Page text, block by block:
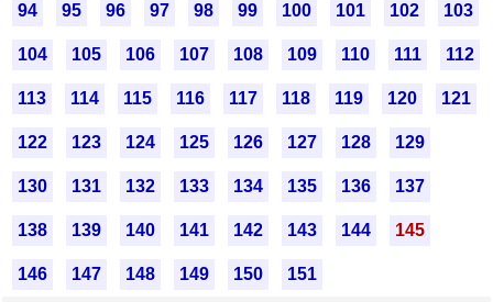
94 95 96 97 98 99 100 101 102 103
104 105 106 107 108 109 110 111 112
113 114 115 116 117 118 119 120 121
122 123 124 125 126 127 128 129
130 131 132 133 134 135 136 137
138 139 140 141 142 143 144 145
146 147 148 149 150
151